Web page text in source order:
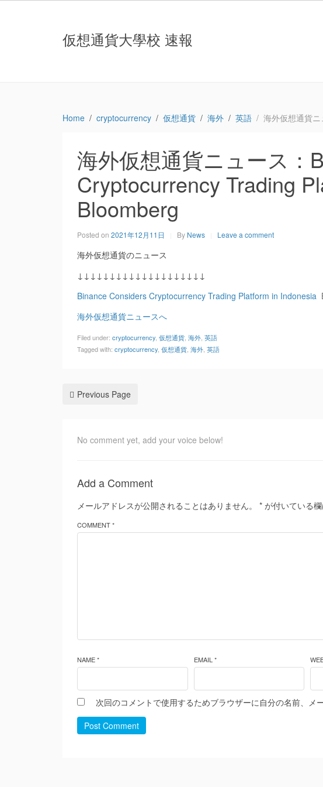
仮想通貨大學校 速報
Home cryptocurrency 仮想通貨 海外 英語 海外仮想通貨
海外仮想通貨ニュース：
Cryptocurrency Trading
Bloomberg
Posted on 2021年12月11日 By News Leave a comment
海外仮想通貨のニュース
↓↓↓↓↓↓↓↓↓↓↓↓↓↓↓↓↓↓↓↓
Binance Considers Cryptocurrency Trading Platform in Indonesia
海外仮想通貨ニュースへ
Filed under: cryptocurrency 仮想通貨 海外 英語
Tagged with: cryptocurrency 仮想通貨 海外 英語
Previous Page
No comment yet, add your voice below!
Add a Comment
メールアドレスが公開されることはありません。 * が付いている
COMMENT *
NAME * EMAIL *
次回のコメントで使用するためブラウザーに自分の名前、メ
Post Comment